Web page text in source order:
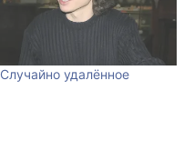
Случайно удалённое